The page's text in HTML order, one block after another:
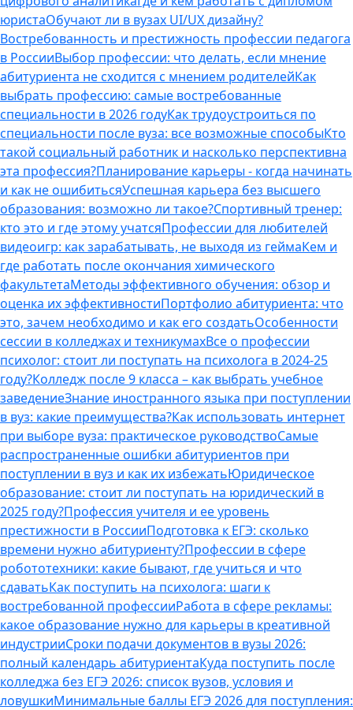
юристаОбучают ли в вузах UI/UX дизайну?
Востребованность и престижность профессии педагога
в РоссииВыбор профессии: что делать, если мнение
абитуриента не сходится с мнением родителейКак
выбрать профессию: самые востребованные
специальности в 2026 годуКак трудоустроиться по
специальности после вуза: все возможные способыКто
такой социальный работник и насколько перспективна
эта профессия?Планирование карьеры - когда начинать
и как не ошибитьсяУспешная карьера без высшего
образования: возможно ли такое?Спортивный тренер:
кто это и где этому учатсяПрофессии для любителей
видеоигр: как зарабатывать, не выходя из геймаКем и
где работать после окончания химического
факультетаМетоды эффективного обучения: обзор и
оценка их эффективностиПортфолио абитуриента: что
это, зачем необходимо и как его создатьОсобенности
сессии в колледжах и техникумахВсе о профессии
психолог: стоит ли поступать на психолога в 2024-25
году?Колледж после 9 класса – как выбрать учебное
заведениеЗнание иностранного языка при поступлении
в вуз: какие преимущества?Как использовать интернет
при выборе вуза: практическое руководствоСамые
распространенные ошибки абитуриентов при
поступлении в вуз и как их избежатьЮридическое
образование: стоит ли поступать на юридический в
2025 году?Профессия учителя и ее уровень
престижности в РоссииПодготовка к ЕГЭ: сколько
времени нужно абитуриенту?Профессии в сфере
робототехники: какие бывают, где учиться и что
сдаватьКак поступить на психолога: шаги к
востребованной профессииРабота в сфере рекламы:
какое образование нужно для карьеры в креативной
индустрииСроки подачи документов в вузы 2026:
полный календарь абитуриентаКуда поступить после
колледжа без ЕГЭ 2026: список вузов, условия и
ловушкиМинимальные баллы ЕГЭ 2026 для поступления: